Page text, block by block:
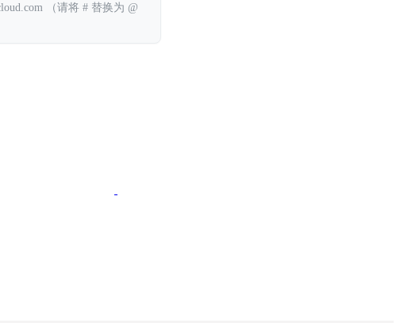
（请将 # 替换为 @